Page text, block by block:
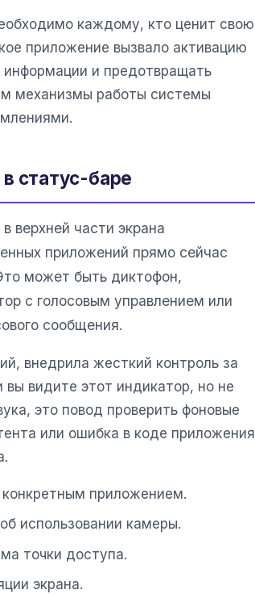
каждому, кто ценит свою
приложение вызвало активацию
информации и предотвращать
механизмы работы системы
статус-баре
в верхней части экрана
приложений прямо сейчас
может быть диктофон,
с голосовым управлением или
сообщения.
внедрила жесткий контроль за
видите этот индикатор, но не
это повод проверить фоновые
или ошибка в коде приложения
приложением.
использовании камеры.
точки доступа.
экрана.